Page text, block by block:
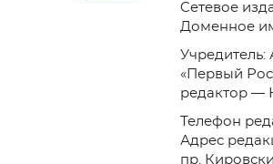
Cетевое
Доменное
«Первый
редактор —
Телефон
Адрес
пр.